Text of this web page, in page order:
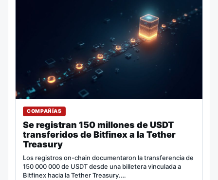
COMPAÑÍAS
Se registran 150 millones de USDT
transferidos de Bitfinex a la Tether
Treasury
Los registros on-chain documentaron la transferencia de
150 000 000 de USDT desde una billetera vinculada a
Bitfinex hacia la Tether Treasury.…